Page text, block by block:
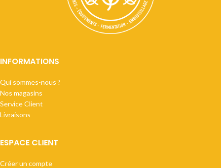
INFORMATIONS
Qui sommes-nous ?
Nos magasins
Service Client
Livraisons
ESPACE CLIENT
Créer un compte